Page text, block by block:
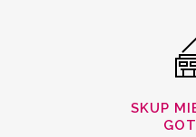
SKUP
SKUP